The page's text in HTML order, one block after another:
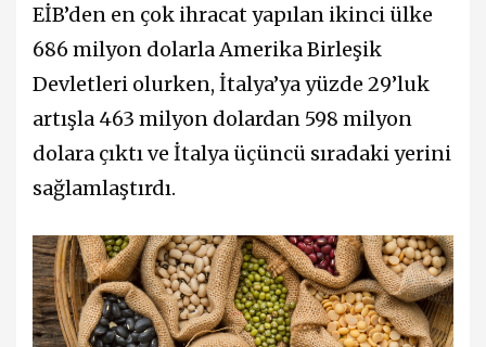
EİB’den en çok ihracat yapılan ikinci ülke
686 milyon dolarla Amerika Birleşik
Devletleri olurken, İtalya’ya yüzde 29’luk
artışla 463 milyon dolardan 598 milyon
dolara çıktı ve İtalya üçüncü sıradaki yerini
sağlamlaştırdı.